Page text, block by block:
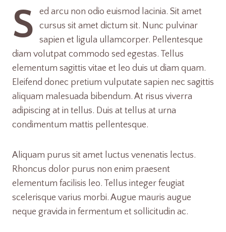
S
ed arcu non odio euismod lacinia. Sit amet
cursus sit amet dictum sit. Nunc pulvinar
sapien et ligula ullamcorper. Pellentesque
diam volutpat commodo sed egestas. Tellus
elementum sagittis vitae et leo duis ut diam quam.
Eleifend donec pretium vulputate sapien nec sagittis
aliquam malesuada bibendum. At risus viverra
adipiscing at in tellus. Duis at tellus at urna
condimentum mattis pellentesque.
Aliquam purus sit amet luctus venenatis lectus.
Rhoncus dolor purus non enim praesent
elementum facilisis leo. Tellus integer feugiat
scelerisque varius morbi. Augue mauris augue
neque gravida in fermentum et sollicitudin ac.